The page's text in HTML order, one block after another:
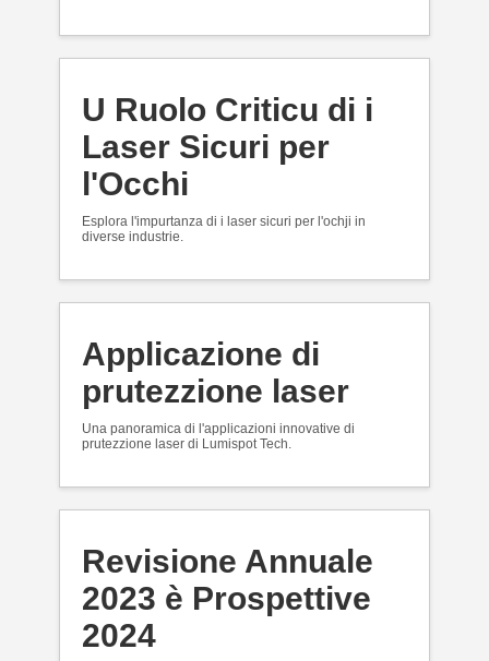
U Ruolo Criticu di i
Laser Sicuri per
l'Occhi
Esplora l'impurtanza di i laser sicuri per l'ochji in
diverse industrie.
Applicazione di
prutezzione laser
Una panoramica di l'applicazioni innovative di
prutezzione laser di Lumispot Tech.
Revisione Annuale
2023 è Prospettive
2024